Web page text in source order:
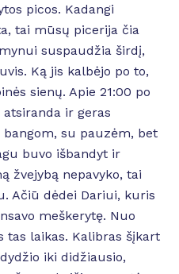
picos. Kadangi
tai mūsų picerija čia
suspaudžia širdį,
Ką jis kalbėjo po to,
sienų. Apie 21:00 po
ir geras
bangom, su pauzėm, bet
buvo išbandyt ir
žvejybą nepavyko, tai
Ačiū dėdei Dariui, kuris
meškerytę. Nuo
tas laikas. Kalibras šįkart
iki didžiausio,